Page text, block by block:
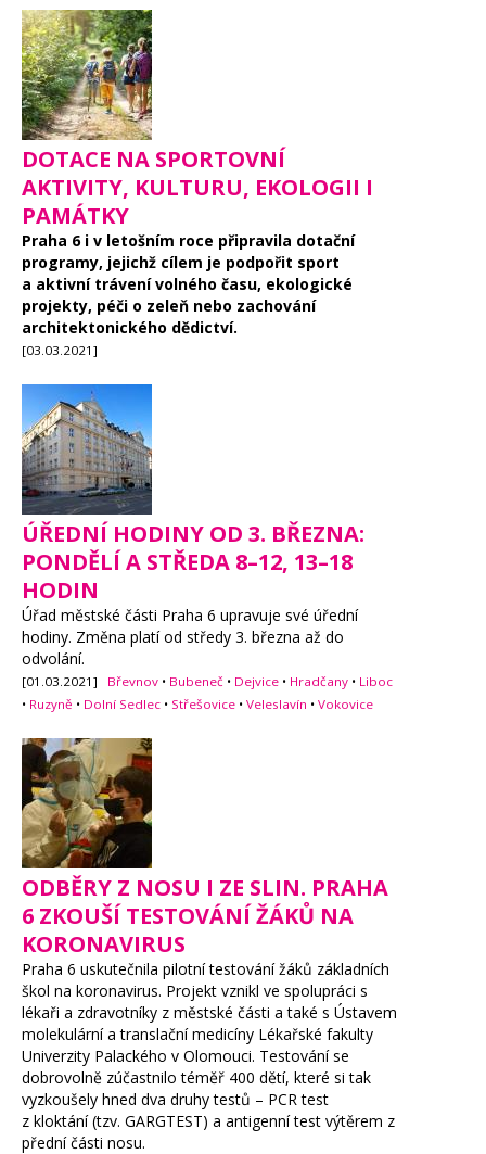
DOTACE NA SPORTOVNÍ
AKTIVITY, KULTURU, EKOLOGII I
PAMÁTKY
Praha 6 i v letošním roce připravila dotační
programy, jejichž cílem je podpořit sport
a aktivní trávení volného času, ekologické
projekty, péči o zeleň nebo zachování
architektonického dědictví.
[03.03.2021]
ÚŘEDNÍ HODINY OD 3. BŘEZNA:
PONDĚLÍ A STŘEDA 8–12, 13–18
HODIN
Úřad městské části Praha 6 upravuje své úřední
hodiny. Změna platí od středy 3. března až do
odvolání.
[01.03.2021] Břevnov • Bubeneč • Dejvice • Hradčany • Liboc
• Ruzyně • Dolní Sedlec • Střešovice • Veleslavín • Vokovice
ODBĚRY Z NOSU I ZE SLIN. PRAHA
6 ZKOUŠÍ TESTOVÁNÍ ŽÁKŮ NA
KORONAVIRUS
Praha 6 uskutečnila pilotní testování žáků základních
škol na koronavirus. Projekt vznikl ve spolupráci s
lékaři a zdravotníky z městské části a také s Ústavem
molekulární a translační medicíny Lékařské fakulty
Univerzity Palackého v Olomouci. Testování se
dobrovolně zúčastnilo téměř 400 dětí, které si tak
vyzkoušely hned dva druhy testů – PCR test
z kloktání (tzv. GARGTEST) a antigenní test výtěrem z
přední části nosu.